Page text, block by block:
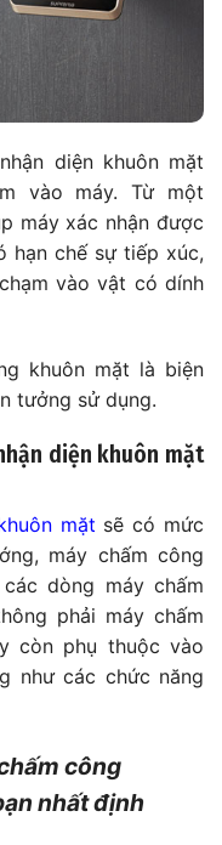
diện khuôn mặt
vào máy. Từ một
máy xác nhận được
hạn chế sự tiếp xúc,
vào vật có dính
khuôn mặt là biện
tưởng sử dụng.
diện khuôn mặt
mặt sẽ có mức
máy chấm công
dòng máy chấm
phải máy chấm
còn phụ thuộc vào
như các chức năng
công
nhất định